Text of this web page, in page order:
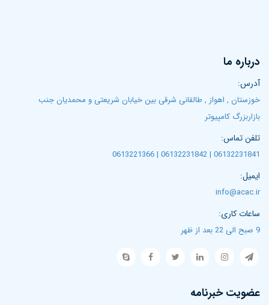
درباره ما
آدرس:
خوزستان , اهواز , طالقانی شرقی بین خیابان شریعتی و محمدیان جنب
بازاربزرگ کامپیوتر
تلفن تماس:
06132231841 | 06132231842 | 0613221366
ایمیل:
info@acac.ir
ساعات کاری:
9 صبح الی 22 بعد از ظهر
عضویت خبرنامه